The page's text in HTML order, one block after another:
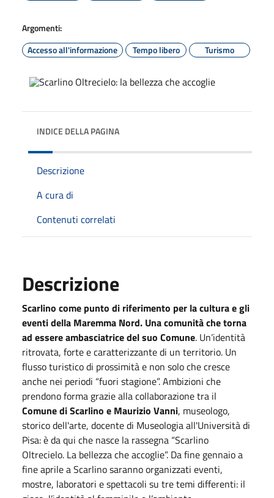
Argomenti:
Accesso all'informazione
Tempo libero Turismo
INDICE DELLA PAGINA
Descrizione
A cura di
Contenuti correlati
Descrizione
Scarlino come punto di riferimento per la cultura e gli
eventi della Maremma Nord. Una comunità che torna
ad essere ambasciatrice del suo Comune. Un’identità
ritrovata, forte e caratterizzante di un territorio. Un
flusso turistico di prossimità e non solo che cresce
anche nei periodi “fuori stagione”. Ambizioni che
prendono forma grazie alla collaborazione tra il
Comune di Scarlino e Maurizio Vanni, museologo,
storico dell'arte, docente di Museologia all'Università di
Pisa: è da qui che nasce la rassegna “Scarlino
Oltrecielo. La bellezza che accoglie”. Da fine gennaio a
fine aprile a Scarlino saranno organizzati eventi,
mostre, laboratori e spettacoli su tre temi differenti: il